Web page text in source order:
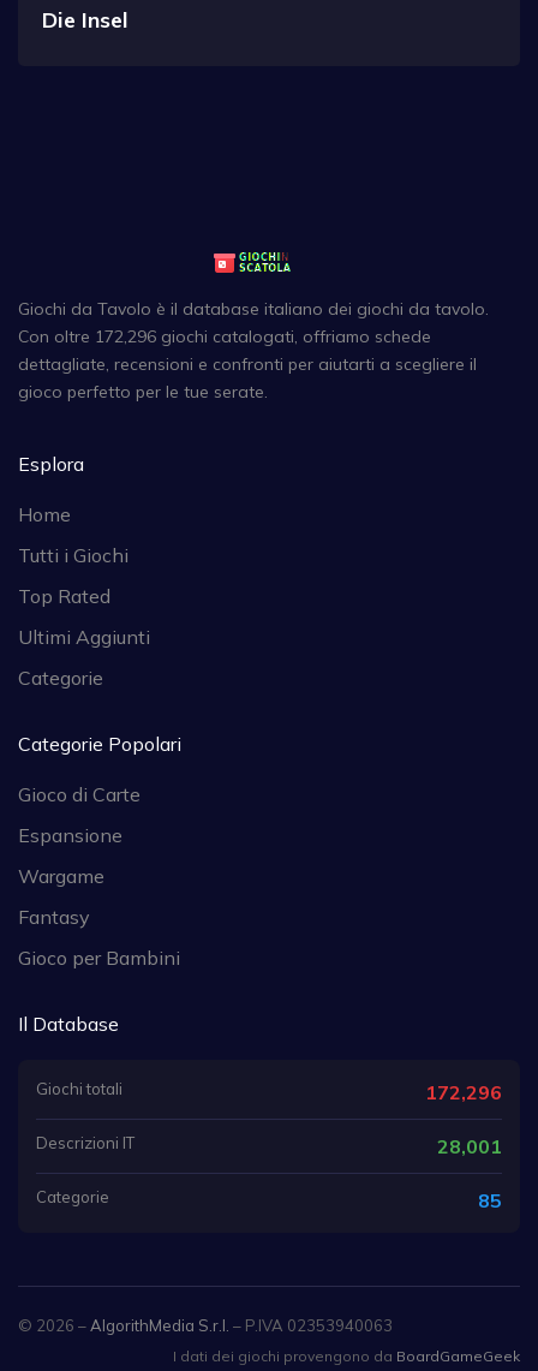
Die Insel
Giochi da Tavolo è il database italiano dei giochi da tavolo.
Con oltre 172,296 giochi catalogati, offriamo schede
dettagliate, recensioni e confronti per aiutarti a scegliere il
gioco perfetto per le tue serate.
Esplora
Home
Tutti i Giochi
Top Rated
Ultimi Aggiunti
Categorie
Categorie Popolari
Gioco di Carte
Espansione
Wargame
Fantasy
Gioco per Bambini
Il Database
Giochi totali 172,296
Descrizioni IT 28,001
Categorie 85
© 2026 – AlgorithMedia S.r.l. – P.IVA 02353940063
I dati dei giochi provengono da BoardGameGeek